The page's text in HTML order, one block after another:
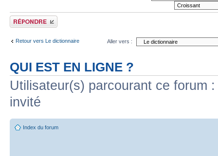
Publier une réponse
Retour vers Le dictionnaire Aller vers :
QUI EST EN LIGNE ?
Utilisateur(s) parcourant ce forum
invité
Index du forum